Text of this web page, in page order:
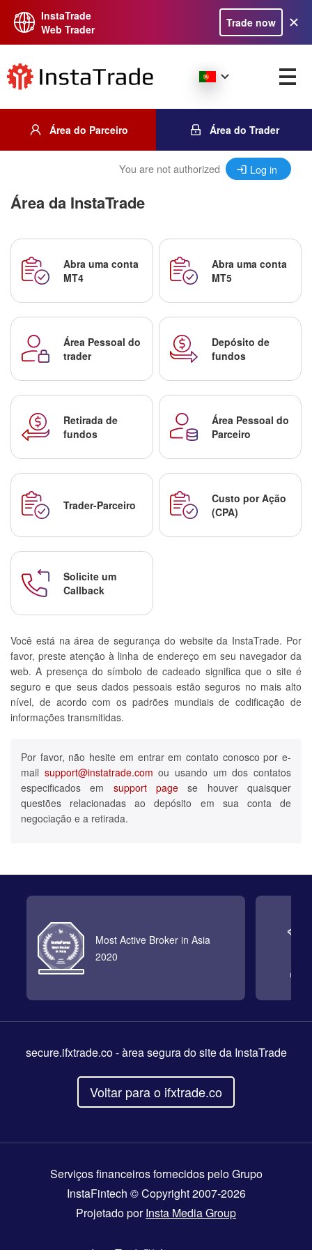
InstaTrade
Web Trader
Trade now
Área do Parceiro Área do Trader
You are not authorized Log in
Área da InstaTrade
Abra uma conta
MT4
Abra uma conta
MT5
Área Pessoal do
trader
Depósito de
fundos
Retirada de
fundos
Área Pessoal do
Parceiro
Trader-Parceiro
Custo por Ação
(CPA)
Solicite um
Callback
Você está na área de segurança do website da InstaTrade. Por
favor, preste atenção à linha de endereço em seu navegador da
web. A presença do símbolo de cadeado significa que o site é
seguro e que seus dados pessoais estão seguros no mais alto
nível, de acordo com os padrões mundiais de codificação de
informações transmitidas.
Por favor, não hesite em entrar em contato conosco por e-
mail support@instatrade.com ou usando um dos contatos
especificados em support page se houver quaisquer
questões relacionadas ao depósito em sua conta de
negociação e a retirada.
Most Active Broker in Asia
2020
secure.ifxtrade.co- àrea segura do site da InstaTrade
Voltar para o ifxtrade.co
Serviços financeiros fornecidos pelo Grupo
InstaFintech © Copyright 2007-2026
Projetado porInsta Media Group